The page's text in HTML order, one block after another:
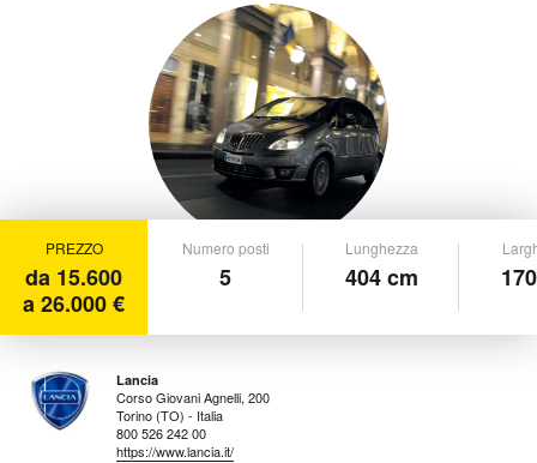
PREZZO
da 15.600
a 26.000 €
Numero posti
5
Lunghezza
404 cm
Lancia
Corso Giovani Agnelli, 200
Torino (TO) - Italia
800 526 242 00
https://www.lancia.it/